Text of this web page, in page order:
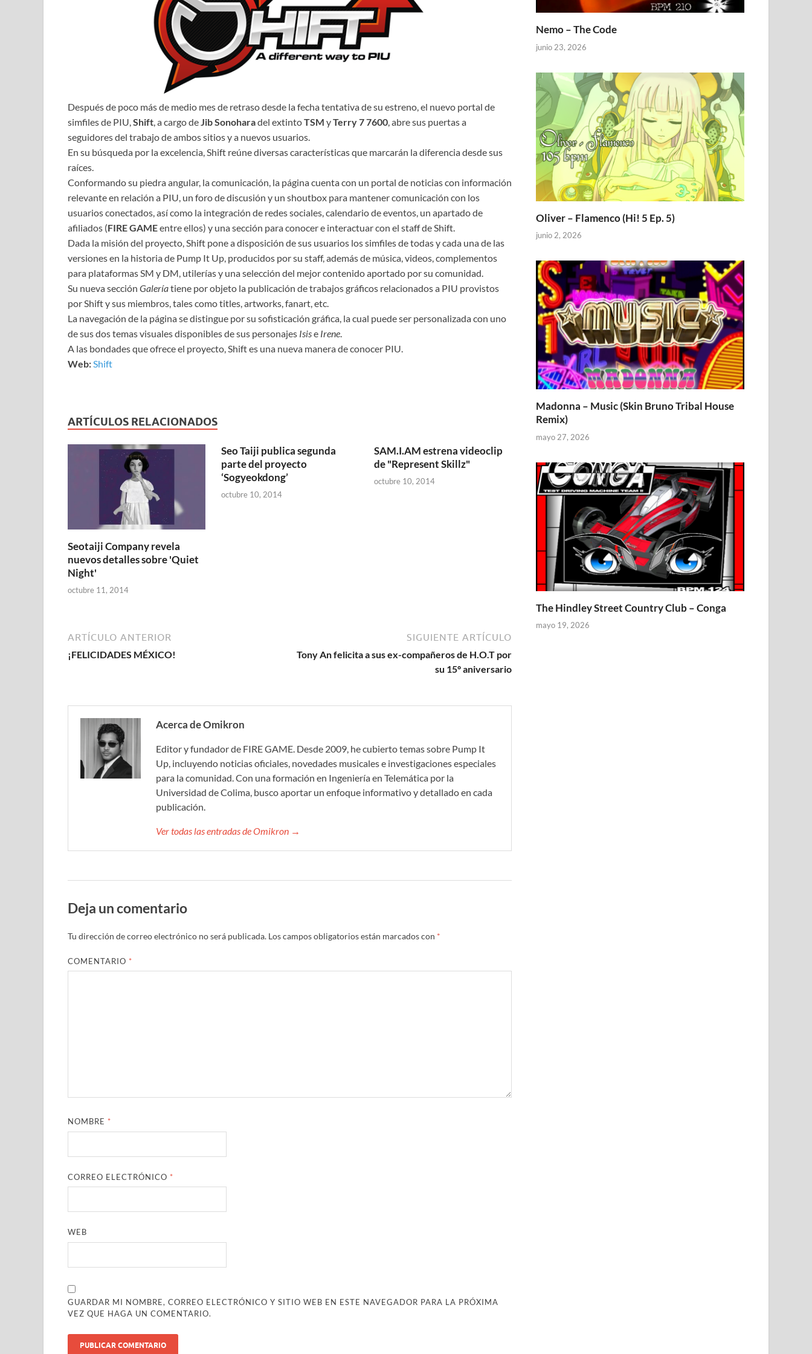
Después de poco más de medio mes de retraso desde la fecha tentativa de su estreno, el nuevo portal de
simfiles de PIU,Shift, a cargo deJib Sonoharadel extintoTSM yTerry 7 7600, abre sus puertas a
seguidores del trabajo de ambos sitios y a nuevos usuarios.
En su búsqueda por la excelencia, Shift reúne diversas características que marcarán la diferencia desde sus
raíces.
Conformando su piedra angular, la comunicación, la página cuenta con un portal de noticias con información
relevante en relación a PIU, un foro de discusión y un shoutbox para mantener comunicación con los
usuarios conectados, así como la integración de redes sociales, calendario de eventos, un apartado de
afiliados (FIRE GAMEentre ellos) y una sección para conocer e interactuar con el staff de Shift.
Dada la misión del proyecto, Shift pone a disposición de sus usuarios los simfiles de todas y cada una de las
versiones en la historia de Pump It Up, producidos por su staff, además de música, videos, complementos
para plataformas SM y DM, utilerías y una selección del mejor contenido aportado por su comunidad.
Su nueva sección Galeríatiene por objeto la publicación de trabajos gráficos relacionados a PIU provistos
por Shift y sus miembros, tales como titles, artworks, fanart, etc.
La navegación de la página se distingue por su sofisticación gráfica, la cual puede ser personalizada con uno
de sus dos temas visuales disponibles de sus personajes Isise Irene.
A las bondades que ofrece el proyecto, Shift es una nueva manera de conocer PIU.
Web:Shift
ARTÍCULOS RELACIONADOS
Seotaiji Company revela
nuevos detalles sobre 'Quiet
Night'
octubre 11, 2014
Seo Taiji publica segunda
parte del proyecto
‘Sogyeokdong’
octubre 10, 2014
SAM.I.AM estrena videoclip
de "Represent Skillz"
octubre 10, 2014
ARTÍCULO ANTERIOR
¡FELICIDADES MÉXICO!
SIGUIENTE ARTÍCULO
Tony An felicita a sus ex-compañeros de H.O.T por
su 15º aniversario
Acerca de Omikron
Editor y fundador de FIRE GAME. Desde 2009, he cubierto temas sobre Pump It
Up, incluyendo noticias oficiales, novedades musicales e investigaciones especiales
para la comunidad. Con una formación en Ingeniería en Telemática por la
Universidad de Colima, busco aportar un enfoque informativo y detallado en cada
publicación.
Ver todas las entradas de Omikron →
Deja un comentario
Tu dirección de correo electrónico no será publicada. Los campos obligatorios están marcados con *
COMENTARIO *
NOMBRE *
CORREO ELECTRÓNICO *
WEB
GUARDAR MI NOMBRE, CORREO ELECTRÓNICO Y SITIO WEB EN ESTE NAVEGADOR PARA LA PRÓXIMA
VEZ QUE HAGA UN COMENTARIO.
Nemo – The Code
junio 23, 2026
Oliver – Flamenco (Hi! 5 Ep. 5)
junio 2, 2026
Madonna – Music (Skin Bruno Tribal House
Remix)
mayo 27, 2026
The Hindley Street Country Club – Conga
mayo 19, 2026